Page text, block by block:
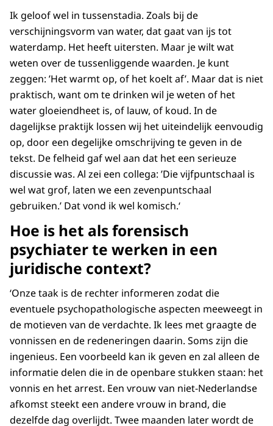
Ik geloof wel in tussenstadia. Zoals bij de
verschijningsvorm van water, dat gaat van ijs tot
waterdamp. Het heeft uitersten. Maar je wilt wat
weten over de tussenliggende waarden. Je kunt
zeggen: ’Het warmt op, of het koelt af’. Maar dat is niet
praktisch, want om te drinken wil je weten of het
water gloeiendheet is, of lauw, of koud. In de
dagelijkse praktijk lossen wij het uiteindelijk eenvoudig
op, door een degelijke omschrijving te geven in de
tekst. De felheid gaf wel aan dat het een serieuze
discussie was. Al zei een collega: ’Die vijfpuntschaal is
wel wat grof, laten we een zevenpuntschaal
gebruiken.’ Dat vond ik wel komisch.‘
Hoe is het als forensisch
psychiater te werken in een
juridische context?
‘Onze taak is de rechter informeren zodat die
eventuele psychopathologische aspecten meeweegt in
de motieven van de verdachte. Ik lees met graagte de
vonnissen en de redeneringen daarin. Soms zijn die
ingenieus. Een voorbeeld kan ik geven en zal alleen de
informatie delen die in de openbare stukken staan: het
vonnis en het arrest. Een vrouw van niet-Nederlandse
afkomst steekt een andere vrouw in brand, die
dezelfde dag overlijdt. Twee maanden later wordt de